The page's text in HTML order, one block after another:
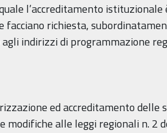
l’accreditamento
richiesta,
indirizzi di programmazione
ed accreditamento delle
alle leggi regionali n. 2